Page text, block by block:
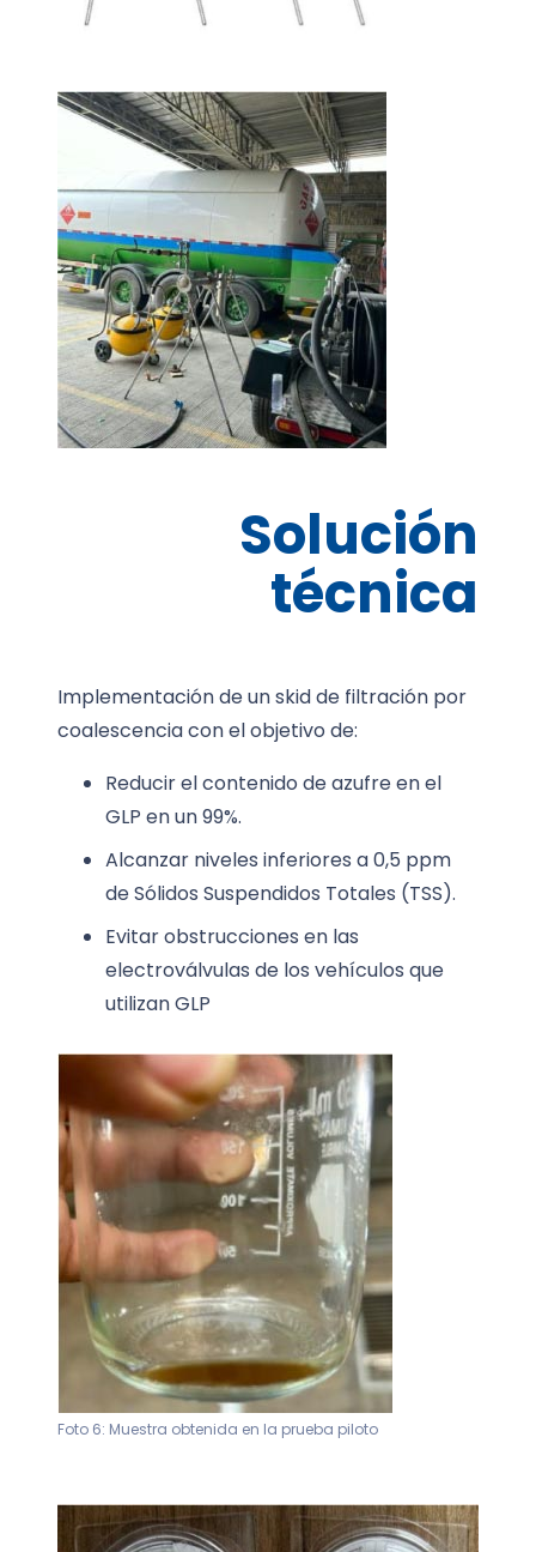
Solución
técnica
Implementación de un skid de filtración por
coalescencia con el objetivo de:
Reducir el contenido de azufre en el
GLP en un 99%.
Alcanzar niveles inferiores a 0,5 ppm
de Sólidos Suspendidos Totales (TSS).
Evitar obstrucciones en las
electroválvulas de los vehículos que
utilizan GLP
Foto 6: Muestra obtenida en la prueba piloto